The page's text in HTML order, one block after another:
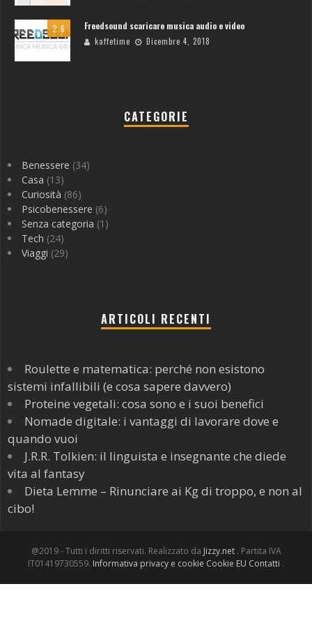
2.6 Freedsound scaricare musica audio e video
kaffetime Dicembre 4, 2018
CATEGORIE
Benessere (34)
Casa (13)
Curiosità (86)
Psicobenessere (6)
Senza categoria (1)
Tech (24)
Viaggi (29)
ARTICOLI RECENTI
Roulette e matematica: perché non esistono
sistemi infallibili (e cosa sapere davvero)
Proteine vegetali: cosa sono e i suoi benefici
Nomade digitale: i vantaggi di lavorare dove e
quando vuoi
J.R.R. Tolkien: il linguista e insegnante che diede
vita al fantasy
Dieta Lemme – Rinunciare ai Kg di troppo, e non al
cibo!
@2019 - Tutti i diritti riservati. Realizzato da Jizzy.net . Partita IVA
IT01419730559. Informativa privacy e cookie Cookie EU Contatti .